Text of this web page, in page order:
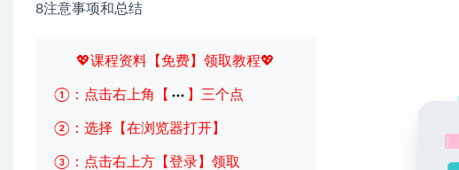
8注意事项和总结
💖课程资料【免费】领取教程💖
①：点击右上角【 】三个点
②：选择【在浏览器打开】
③：点击右上方【登录】领取